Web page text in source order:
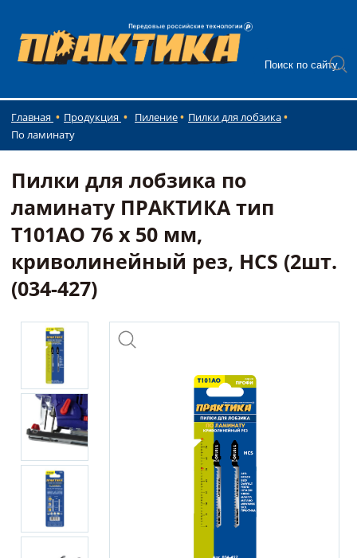
Главная Продукция Пиление
Пилки для лобзика
По ламинату
Пилки для лобзика по
ламинату ПРАКТИКА тип
T101AO 76 х 50 мм,
криволинейный рез, HCS (2шт.
(034-427)